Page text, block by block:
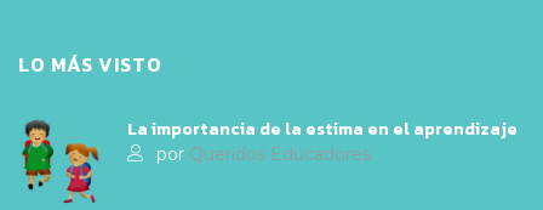
LO MÁS VISTO
La importancia de la estima en el aprendizaje
por Queridos Educadores